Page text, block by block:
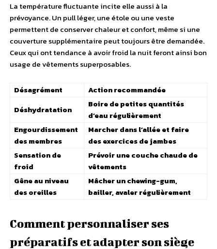
La température fluctuante incite elle aussi à la
prévoyance. Un pull léger, une étole ou une veste
permettent de conserver chaleur et confort, même si une
couverture supplémentaire peut toujours être demandée.
Ceux qui ont tendance à avoir froid la nuit feront ainsi bon
usage de vêtements superposables.
Désagrément
Action recommandée
Déshydratation
Boire de petites quantités
d’eau régulièrement
Engourdissement
des membres
Marcher dans l’allée et faire
des exercices de jambes
Sensation de
froid
Prévoir une couche chaude de
vêtements
Gêne au niveau
des oreilles
Mâcher un chewing-gum,
bailler, avaler régulièrement
Comment personnaliser ses
préparatifs et adapter son siège